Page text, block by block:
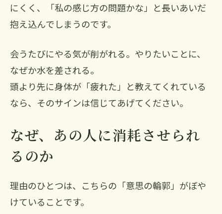
にくく、「私の感じ方の問題かな」と長いあいだ
抱え込んでしまうのです。
会うたびにやる気が削がれる。やりたいことに、
なぜか水を差される。
頭より先に身体が「疲れた」と教えてくれている
なら、そのサインは信じてあげてください。
なぜ、あの人に消耗させられ
るのか
理由のひとつは、こちらの「意思の輪郭」がぼや
けていることです。